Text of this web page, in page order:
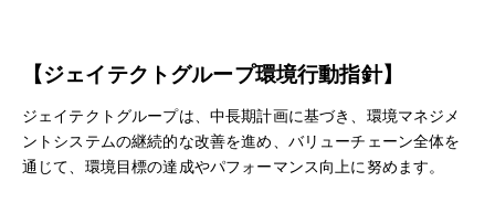
【ジェイテクトグループ環境行動指針】
ジェイテクトグループは、中長期計画に基づき、環境マネジメ
ントシステムの継続的な改善を進め、バリューチェーン全体を
通じて、環境目標の達成やパフォーマンス向上に努めます。